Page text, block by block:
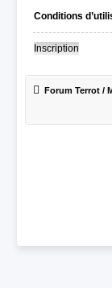
Conditions
Inscription
Forum Terrot /